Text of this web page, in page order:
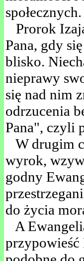
społecznych.
Prorok
Pana, gdy
blisko.
nieprawy
się nad nim
odrzucenia
Pana", czyli
W drugim
wyrok,
godny
do życia
A
przypowieść